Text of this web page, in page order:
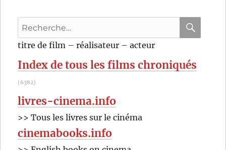
Paolo
Recherche
pour
:
titre de film – réalisateur – acteur
Index de tous les films chroniqués
(6382)
livres-cinema.info
>> Tous les livres sur le cinéma
cinemabooks.info